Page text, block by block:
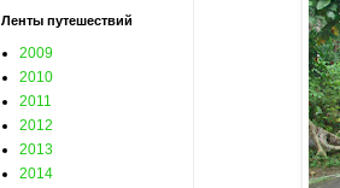
Ленты путешествий
2009
2010
2011
2012
2013
2014